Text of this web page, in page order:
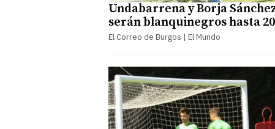
Undabarrena y Borja
serán blanquinegros hasta
El Correo de Burgos | El Mundo